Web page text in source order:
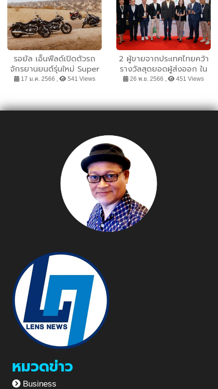
รอยัล เอ็นฟีลด์เปิดตัวรถ
จักรยานยนต์รุ่นใหม่ Super
Meteor 650 เสริมความนุ่ม
เผยโฉมในงาน EICMA และ
17 ม.ค. 2566 , 541 Views
2 ผู้ขายจากประเทศไทยคว้า
รางวัลสุดยอดผู้ส่งออก ใน
งานประกาศรางวัลผู้ส่งออก
26 พ.ย. 2566 , 451 Views
หมวดข่าว
Business